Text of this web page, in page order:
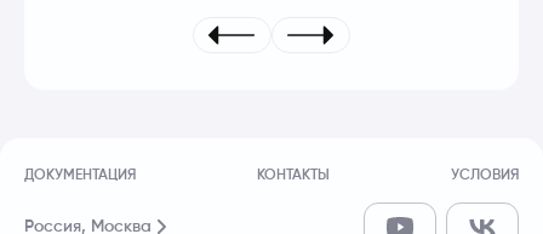
ДОКУМЕНТАЦИЯ КОНТАКТЫ УСЛОВИЯ
Россия, Москва